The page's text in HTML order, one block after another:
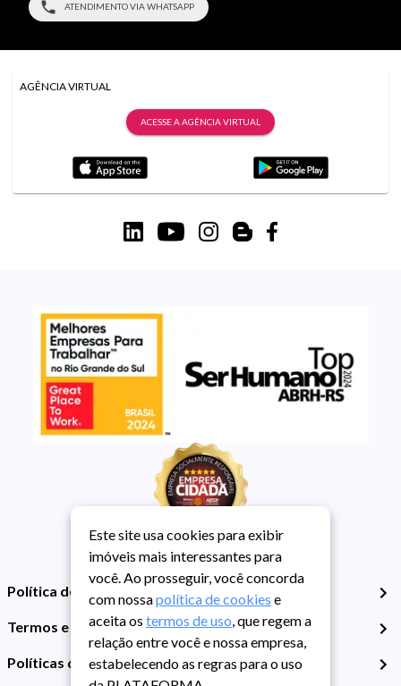
ATENDIMENTO VIA WHATSAPP
AGÊNCIA VIRTUAL
ACESSE A AGÊNCIA VIRTUAL
Política de Privacidade
Termos e Condições de Uso
Políticas de Cookies
Este site usa cookies para exibir
imóveis mais interessantes para
você. Ao prosseguir, você concorda
com nossapolítica de cookies e
aceita os termos de uso, que regem a
relação entre você e nossa empresa,
estabelecendo as regras para o uso